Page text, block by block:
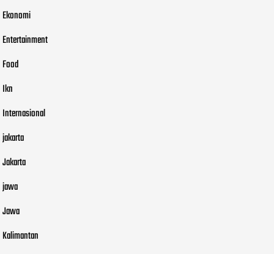
Ekonomi
Entertainment
Food
Ikn
Internasional
jakarta
Jakarta
jawa
Jawa
Kalimantan